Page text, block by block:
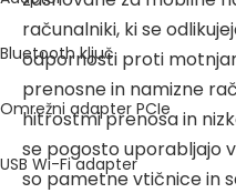
Bluetooth ključ
Omrežni adapter PCIe
USB Wi-Fi adapter
računalniki, ki se
odpornosti proti
prenosne in namizne
hitrostmi prenosa in
se pogosto uporabljajo
so pametne vtičnice in